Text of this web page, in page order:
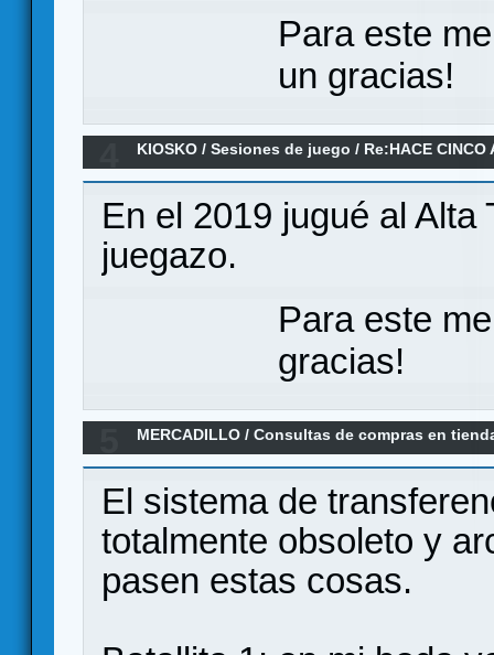
Para este
un gracias!
KIOSKO /Sesiones de juego / Re:HACE CINCO
En el 2019 jugué al Alta
juegazo.
Para este
gracias!
MERCADILLO /Consultas de compras en
El sistema de
totalmente obsoleto y
pasen estas cosas.